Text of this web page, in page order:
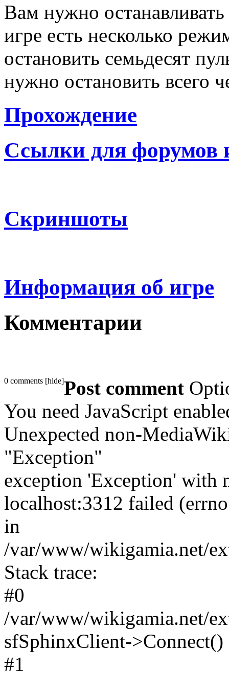
Вам нужно
игре есть несколько
остановить семьдесят
нужно остановить всего
Прохождение
Ссылки для форумов
Скриншоты
Информация об игре
Комментарии
0 comments [hide]Post comment
You need JavaScript
Unexpected non-
"Exception"
exception 'Exception' with
localhost:3312 failed
in
/var/www/wikigamia.net/
Stack trace:
#0
/var/www/wikigamia.net/
sfSphinxClient->Connect()
#1